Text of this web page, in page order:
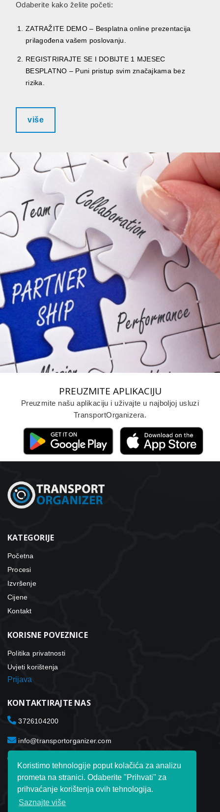
Koristimo tehnologije poput kolačića za analizu
prometa na stranici. Odaberite "Prihvati" za
prihvaćanje korištenja ovih tehnologija.
Saznajte više
Odaberite kako želite početi:
ZATRAŽITE DEMO – Besplatna online prezentacija
prilagođena vašem poslovanju.
REGISTRIRAJTE SE I DOBIJTE 1 MJESEC
BESPLATNO – Puni pristup svim značajkama bez
rizika.
više
PREUZMITE APLIKACIJU
Preuzmite našu aplikaciju i uživajte u najboljoj usluzi
TransportOrganizera.
KATEGORIJE
Početna
Procesi
Izvršenje
Cijene
Kontakt
KORISNE POVEZNICE
Politika privatnosti
Uvjeti korištenja
Prijava
KONTAKTIRAJTE NAS
3726104200
info@transportorganizer.com
Toxet Transport Organizer ltd. Laki Tn. 3012915 Tallinn
Estonija